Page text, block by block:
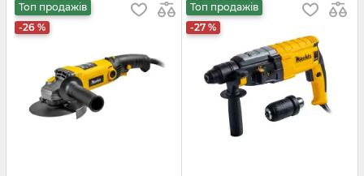
Топ продажів
-26 %
Топ продажів
-27 %